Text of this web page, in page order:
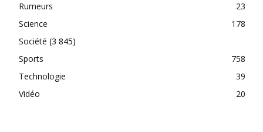
Rumeurs
23
Science
178
Société (3 845)
Sports
758
Technologie
39
Vidéo
20